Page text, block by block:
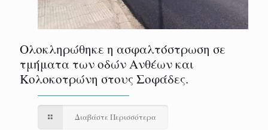
Ολοκληρώθηκε η ασφαλτόστρωση σε
τμήματα των οδών Ανθέων και
Κολοκοτρώνη στους Σοφάδες.
Διαβάστε Περισσότερα